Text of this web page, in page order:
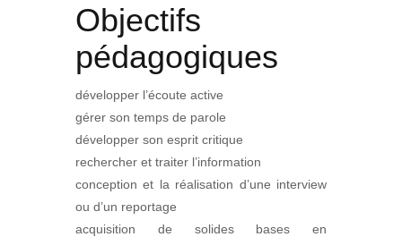
Objectifs
pédagogiques
développer l’écoute active
gérer son temps de parole
développer son esprit critique
rechercher et traiter l’information
conception et la réalisation d’une interview
ou d’un reportage
acquisition de solides bases en